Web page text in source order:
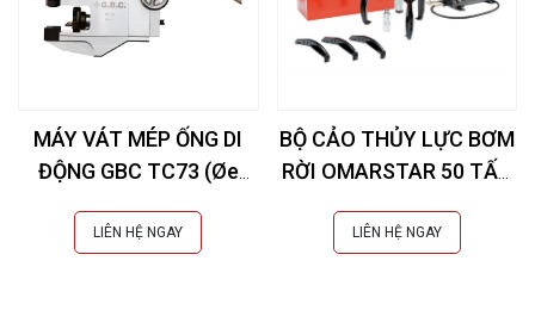
MÁY VÁT MÉP ỐNG DI
ĐỘNG GBC TC73 (Øe
LIÊN HỆ NGAY
BỘ CẢO THỦY LỰC BƠM
RỜI OMARSTAR 50 TẤN
LIÊN HỆ NGAY